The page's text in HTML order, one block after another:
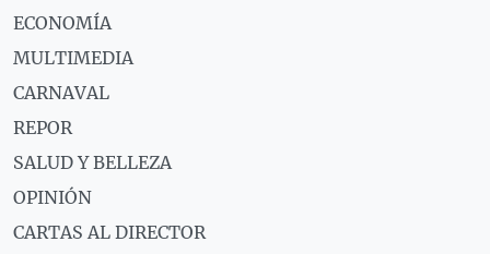
ECONOMÍA
MULTIMEDIA
CARNAVAL
REPOR
SALUD Y BELLEZA
OPINIÓN
CARTAS AL DIRECTOR